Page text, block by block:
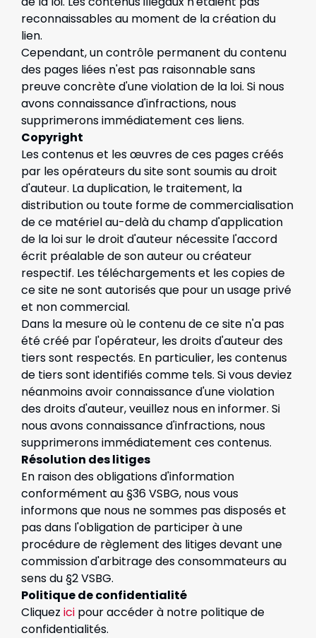
reconnaissables au moment de la création du
lien.
Cependant, un contrôle permanent du contenu
des pages liées n'est pas raisonnable sans
preuve concrète d'une violation de la loi. Si nous
avons connaissance d'infractions, nous
supprimerons immédiatement ces liens.
Copyright
Les contenus et les œuvres de ces pages créés
par les opérateurs du site sont soumis au droit
d'auteur. La duplication, le traitement, la
distribution ou toute forme de commercialisation
de ce matériel au-delà du champ d'application
de la loi sur le droit d'auteur nécessite l'accord
écrit préalable de son auteur ou créateur
respectif. Les téléchargements et les copies de
ce site ne sont autorisés que pour un usage privé
et non commercial.
Dans la mesure où le contenu de ce site n'a pas
été créé par l'opérateur, les droits d'auteur des
tiers sont respectés. En particulier, les contenus
de tiers sont identifiés comme tels. Si vous deviez
néanmoins avoir connaissance d'une violation
des droits d'auteur, veuillez nous en informer. Si
nous avons connaissance d'infractions, nous
supprimerons immédiatement ces contenus.
Résolution des litiges
En raison des obligations d'information
conformément au §36 VSBG, nous vous
informons que nous ne sommes pas disposés et
pas dans l'obligation de participer à une
procédure de règlement des litiges devant une
commission d'arbitrage des consommateurs au
sens du §2 VSBG.
Politique de confidentialité
Cliquez ici pour accéder à notre politique de
confidentialités.